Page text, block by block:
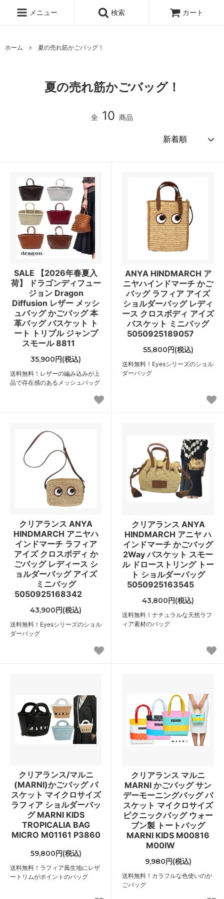
メニュー 検索 カート
ホーム 夏の売れ筋かごバッグ！
夏の売れ筋かごバッグ！
全 10 商品
SALE 【2026年春夏入
荷】 ドラゴンディフュー
ジョン Dragon
Diffusion レザー メッシ
ュバッグ かごバッグ 本
革バッグ バスケット ト
ート トリプル ジャンプ
スモール 8811
35,900円(税込)
送料無料！レザーの編み込みが上
品で存在感のあるメッシュバッグ
ANYA HINDMARCH ア
ニヤハインドマーチ かご
バッグ ラフィア アイズ
ショルダーバッグ レディ
ース クロスボディ アイズ
バスケット ミニバッグ
5050925189057
55,800円(税込)
送料無料！Eyesシリーズのショル
ダーバッグ
クリアランス ANYA
HINDMARCH アニヤハ
インドマーチ ラフィア
アイズ クロスボディ か
ごバッグ レディース シ
ョルダーバッグ アイズ
ミニバッグ
5050925168342
43,900円(税込)
送料無料！Eyesシリーズのショル
ダーバッグ
クリアランス ANYA
HINDMARCH アニヤ ハ
インドマーチ かごバッグ
2Way バスケット スモー
ル ドローストリング トー
ト ショルダーバッグ
5050925163545
43,800円(税込)
送料無料！ナチュラルな天然ラフ
ィア素材のバッグ
クリアランス/マルニ
(MARNI)かごバッグ バ
スケット マイクロサイズ
ラフィア ショルダーバッ
グ MARNI KIDS
TROPICALIA BAG
MICRO M01161 P3860
59,800円(税込)
送料無料！ラフィア風生地にレザ
ートリムがポイントのバッグ
クリアランス マルニ
MARNI かごバッグ サン
デーモーニングバッグ バ
スケット マイクロサイズ
ピクニックバッグ ウォー
ブン製 トートバッグ
MARNI KIDS M00816
M00IW
9,980円(税込)
送料無料！カラフルな色使いのか
ごバッグ